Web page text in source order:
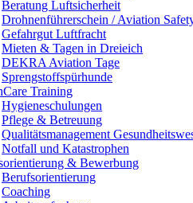
Beratung Luftsicherheit
Drohnenführerschein / Aviation
Gefahrgut Luftfracht
Mieten & Tagen in Dreieich
DEKRA Aviation Tage
Sprengstoffspürhunde
Training
Hygieneschulungen
Pflege & Betreuung
Qualitätsmanagement
Notfall und Katastrophen
& Bewerbung
Berufsorientierung
Coaching